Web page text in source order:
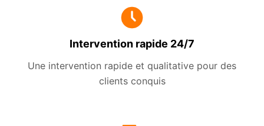
Intervention rapide 24/7
Une intervention rapide et qualitative pour des
clients conquis